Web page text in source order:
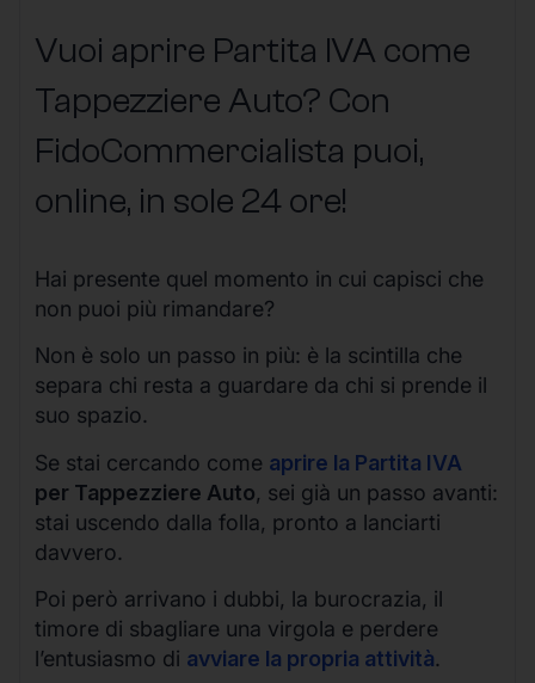
Vuoi aprire Partita IVA come
Tappezziere Auto? Con
FidoCommercialista puoi,
online, in sole 24 ore!
Hai presente quel momento in cui capisci che
non puoi più rimandare?
Non è solo un passo in più: è la scintilla che
separa chi resta a guardare da chi si prende il
suo spazio.
Se stai cercando come aprire la Partita IVA
per Tappezziere Auto, sei già un passo avanti:
stai uscendo dalla folla, pronto a lanciarti
davvero.
Poi però arrivano i dubbi, la burocrazia, il
timore di sbagliare una virgola e perdere
l’entusiasmo di avviare la propria attività.